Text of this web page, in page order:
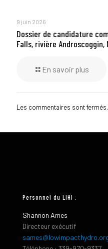
9 juin 2026
Dossier de candidature
Falls, rivière Androscoggin,
En savoir plus
Les commentaires sont fermés.
Personnel du LIHI :
Shannon Ames
Directeur exécutif